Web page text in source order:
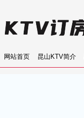
网站首页 昆山KTV简介